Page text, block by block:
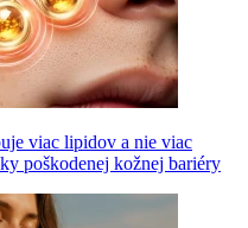
viac lipidov a nie viac
poškodenej kožnej bariéry